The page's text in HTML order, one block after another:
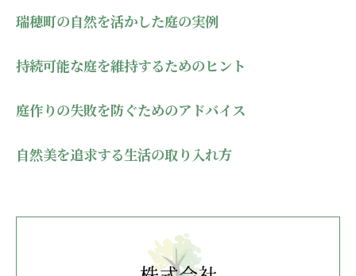
瑞穂町の自然を活かした庭の実例
持続可能な庭を維持するためのヒント
庭作りの失敗を防ぐためのアドバイス
自然美を追求する生活の取り入れ方